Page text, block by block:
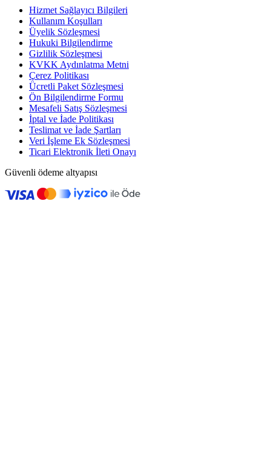
Hizmet Sağlayıcı Bilgileri
Kullanım Koşulları
Üyelik Sözleşmesi
Hukuki Bilgilendirme
Gizlilik Sözleşmesi
KVKK Aydınlatma Metni
Çerez Politikası
Ücretli Paket Sözleşmesi
Ön Bilgilendirme Formu
Mesafeli Satış Sözleşmesi
İptal ve İade Politikası
Teslimat ve İade Şartları
Veri İşleme Ek Sözleşmesi
Ticari Elektronik İleti Onayı
Güvenli ödeme altyapısı